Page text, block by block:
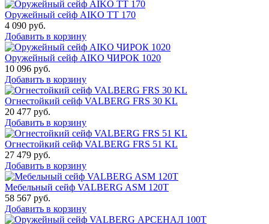
Оружейный сейф AIKO TT 170
4 090 руб.
Добавить в корзину
Оружейный сейф AIKO ЧИРОК 1020
10 096 руб.
Добавить в корзину
Огнестойкий сейф VALBERG FRS 30 KL
20 477 руб.
Добавить в корзину
Огнестойкий сейф VALBERG FRS 51 KL
27 479 руб.
Добавить в корзину
Мебельный сейф VALBERG ASM 120T
58 567 руб.
Добавить в корзину